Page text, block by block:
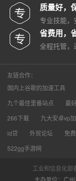
质量好，
专业技能，
省费用，
全程托管，
友链合作：
国内上谷歌的加速工具
九个最佳里番站点
最
266下载
九大安卓vp
id贷
外贸论坛 免
522gg手游网
工业和信息化部